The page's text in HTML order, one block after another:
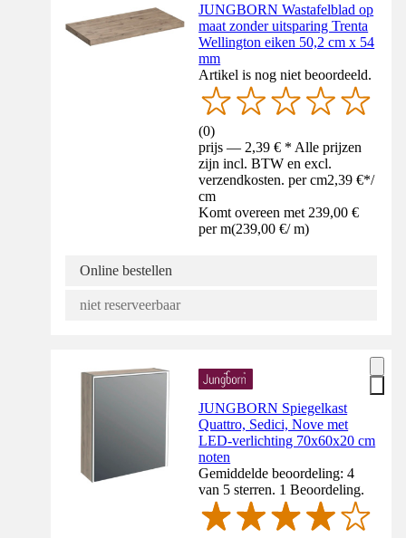
JUNGBORN Wastafelblad op
maat zonder uitsparing Trenta
Wellington eiken 50,2 cm x 54
mm
Artikel is nog niet beoordeeld.
(0)
prijs — 2,39 € * Alle prijzen
zijn incl. BTW en excl.
verzendkosten. per cm2,39 €*/
cm
Komt overeen met 239,00 €
per m(239,00 €/ m)
Online bestellen
niet reserveerbaar
JUNGBORN Spiegelkast
Quattro, Sedici, Nove met
LED-verlichting 70x60x20 cm
noten
Gemiddelde beoordeling: 4
van 5 sterren. 1 Beoordeling.